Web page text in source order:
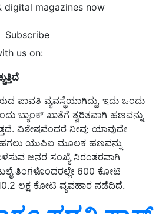
digital magazines now
Subscribe
us on:
ಪಾವತಿ ವ್ಯವಸ್ಥೆಯಾಗಿದ್ದು, ಇದು ಒಂದು
ಬ್ಯಾಂಕ್ ಖಾತೆಗೆ ತ್ವರಿತವಾಗಿ ಹಣವನ್ನು
ವಿಶೇಷವೆಂದರೆ ನೀವು ಯಾವುದೇ
ಯುಪಿಐ ಮೂಲಕ ಹಣವನ್ನು
ಜನರ ಸಂಖ್ಯೆ ನಿರಂತರವಾಗಿ
ತಿಂಗಳೊಂದರಲ್ಲೇ 600 ಕೋಟಿ
ಲಕ್ಷ ಕೋಟಿ ವ್ಯವಹಾರ ನಡೆದಿದೆ.